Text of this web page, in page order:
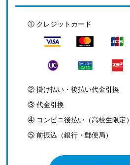
① クレジットカード
② 掛け払い・後払い代金引換
③ 代金引換
④ コンビニ後払い（高校生限定）
⑤ 前振込（銀行・郵便局）